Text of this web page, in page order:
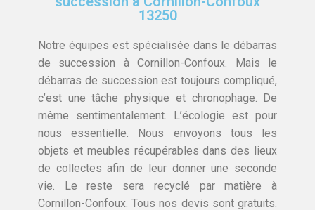
13250
Notre équipes est spécialisée dans le débarras
de succession à Cornillon-Confoux. Mais le
débarras de succession est toujours compliqué,
c’est une tâche physique et chronophage. De
même sentimentalement. L’écologie est pour
nous essentielle. Nous envoyons tous les
objets et meubles récupérables dans des lieux
de collectes afin de leur donner une seconde
vie. Le reste sera recyclé par matière à
Cornillon-Confoux. Tous nos devis sont gratuits.